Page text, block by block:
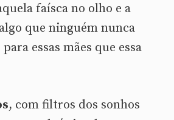
faísca no olho e a
que ninguém nunca
essas mães que essa
, com filtros dos sonhos